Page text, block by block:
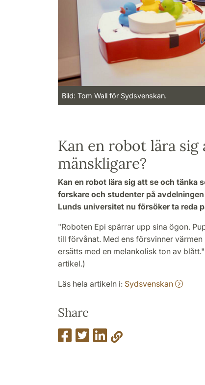
Bild: Tom Wall för Sydsvenskan.
Kan en robot lära sig
mänskligare?
Kan en robot lära sig att se och tänka
forskare och studenter på
Lunds universitet nu försöker ta reda
"Roboten Epi spärrar upp sina ögon.
till förvånat. Med ens försvinner
ersätts med en melankolisk ton av
artikel.)
Läs hela artikeln i: Sydsvenskan
Share